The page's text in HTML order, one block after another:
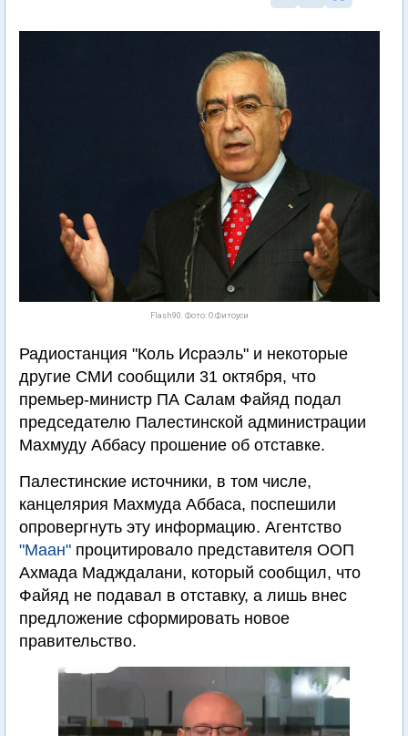
Flash90. Фото: О.Фитоуси
Радиостанция "Коль Исраэль" и некоторые
другие СМИ сообщили 31 октября, что
премьер-министр ПА Салам Файяд подал
председателю Палестинской администрации
Махмуду Аббасу прошение об отставке.
Палестинские источники, в том числе,
канцелярия Махмуда Аббаса, поспешили
опровергнуть эту информацию. Агентство
"Маан" процитировало представителя ООП
Ахмада Мадждалани, который сообщил, что
Файяд не подавал в отставку, а лишь внес
предложение сформировать новое
правительство.